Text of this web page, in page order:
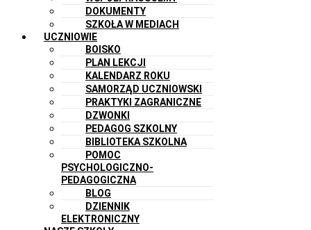
DOKUMENTY
SZKOŁA W MEDIACH
UCZNIOWIE
BOISKO
PLAN LEKCJI
KALENDARZ ROKU
SAMORZĄD UCZNIOWSKI
PRAKTYKI ZAGRANICZNE
DZWONKI
PEDAGOG SZKOLNY
BIBLIOTEKA SZKOLNA
POMOC
PSYCHOLOGICZNO-
PEDAGOGICZNA
BLOG
DZIENNIK
ELEKTRONICZNY